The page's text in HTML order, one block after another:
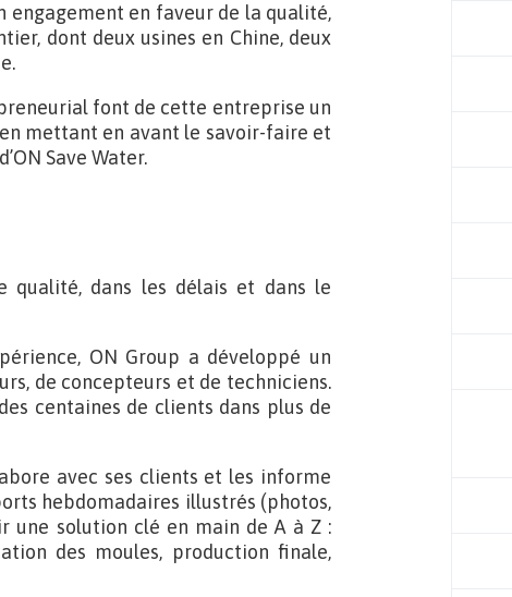
engagement en faveur de la qualité,
dont deux usines en Chine, deux
font de cette entreprise un
mettant en avant le savoir-faire et
Save Water.
qualité, dans les délais et dans le
ON Group a développé un
de concepteurs et de techniciens.
centaines de clients dans plus de
avec ses clients et les informe
hebdomadaires illustrés (photos,
une solution clé en main de A à Z :
des moules, production finale,